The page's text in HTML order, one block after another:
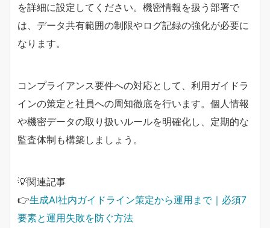
を詳細に設定してください。機密情報を扱う部署で
は、データ共有範囲の制限やログ記録の強化が必要に
なります。
コンプライアンス要件への対応として、利用ガイドラ
インの策定と社員への周知徹底を行います。個人情報
や機密データの取り扱いルールを明確化し、定期的な
監査体制も構築しましょう。
💡関連記事
👉生成AI社内ガイドライン策定から運用まで｜必須7
要素と運用失敗を防ぐ方法